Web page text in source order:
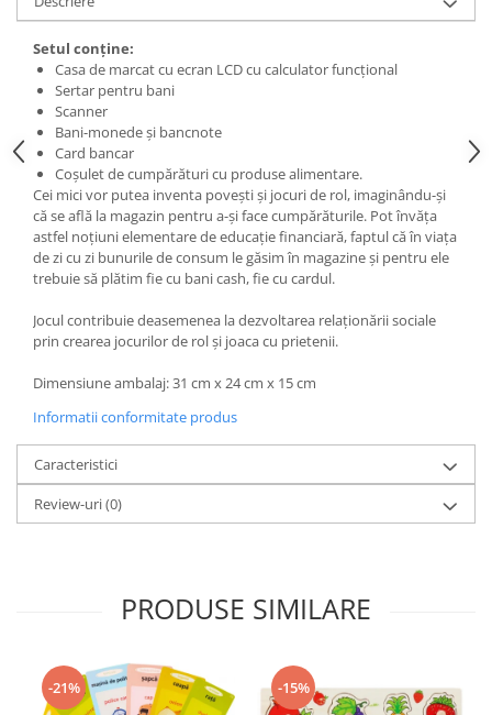
Setul conţine:
Casa de marcat cu ecran LCD cu calculator funcţional
Sertar pentru bani
Scanner
Bani-monede şi bancnote
Card bancar
Coşulet de cumpărături cu produse alimentare.
Cei mici vor putea inventa poveşti şi jocuri de rol, imaginându-şi
că se află la magazin pentru a-şi face cumpărăturile. Pot învăţa
astfel noţiuni elementare de educaţie financiară, faptul că în viaţa
de zi cu zi bunurile de consum le găsim în magazine şi pentru ele
trebuie să plătim fie cu bani cash, fie cu cardul.
Jocul contribuie deasemenea la dezvoltarea relaţionării sociale
prin crearea jocurilor de rol şi joaca cu prietenii.
Dimensiune ambalaj: 31 cm x 24 cm x 15 cm
Informatii conformitate produs
Caracteristici
Review-uri(0)
PRODUSE SIMILARE
-21% -15%